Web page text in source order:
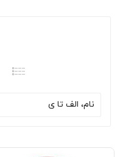
نام، الف تا ی